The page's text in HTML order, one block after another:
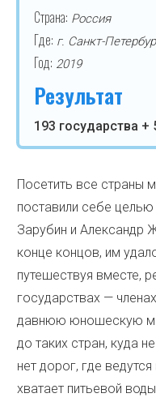
Страна: Россия
Где: г. Санкт-
Год: 2019
Результат
193 государства +
Посетить все страны
поставили себе
Зарубин и Александр
конце концов, им
путешествуя вместе,
государствах —
давнюю юношескую
до таких стран, куда
нет дорог, где
хватает питьевой